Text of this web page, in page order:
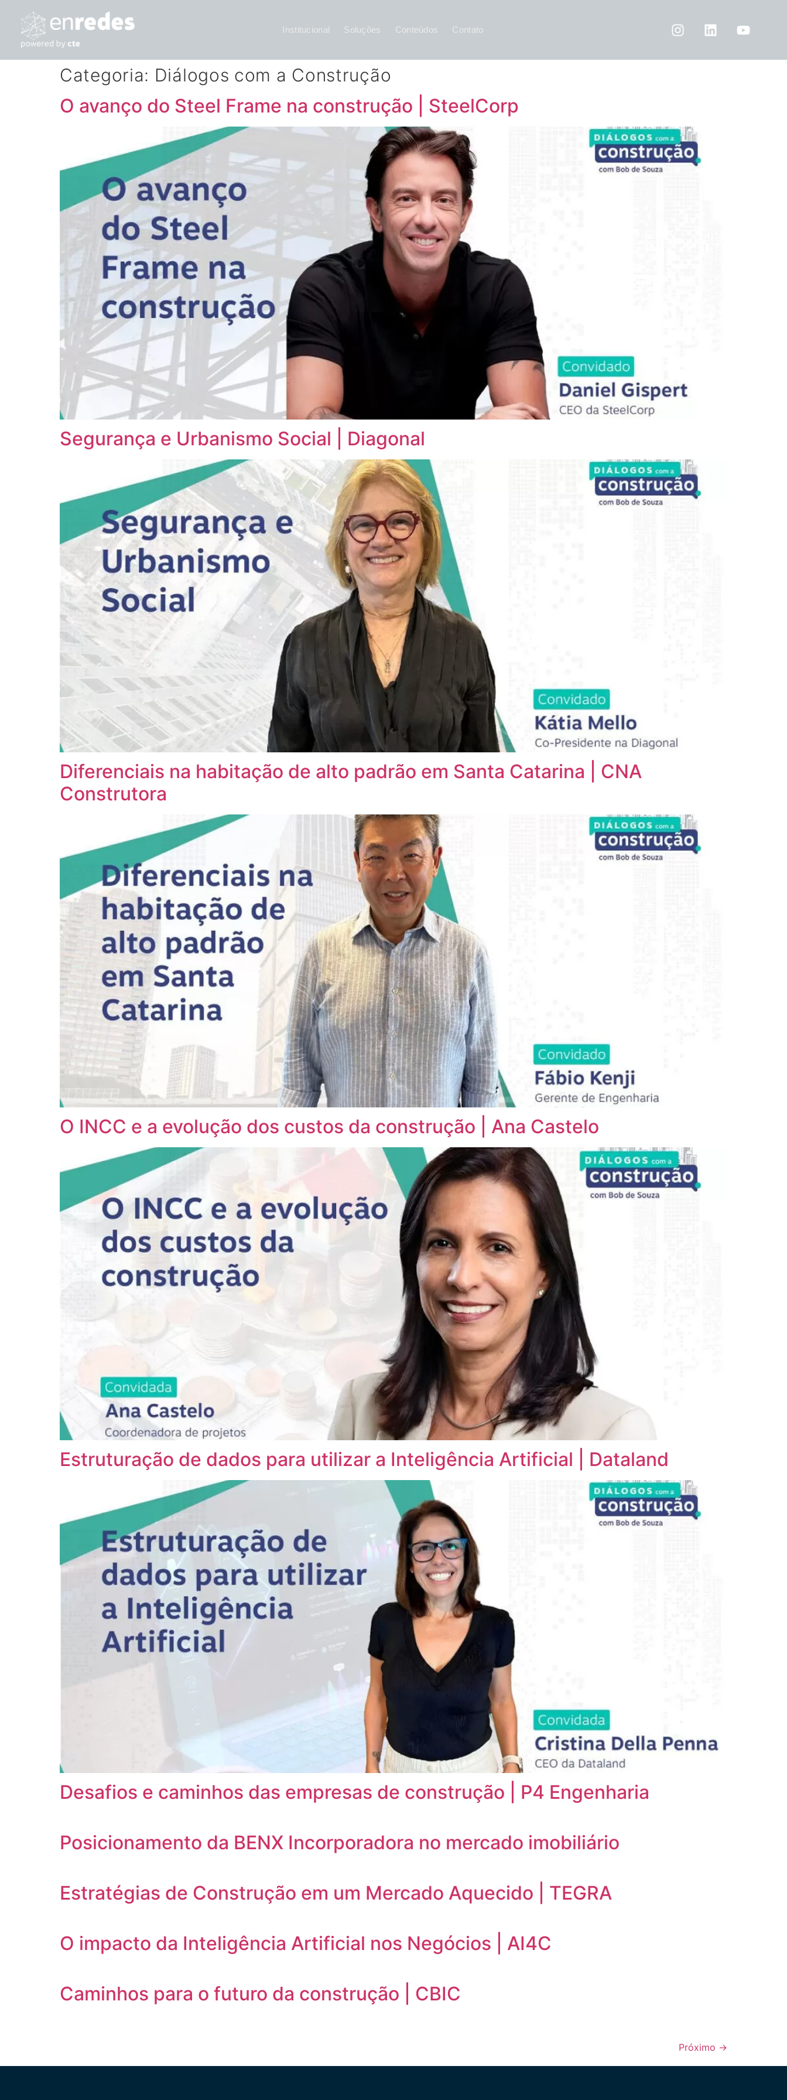
Institucional Soluções Conteúdos Contato
Categoria: Diálogos com a Construção
O avanço do Steel Frame na construção | SteelCorp
Segurança e Urbanismo Social | Diagonal
Diferenciais na habitação de alto padrão em Santa Catarina | CNA
Construtora
O INCC e a evolução dos custos da construção | Ana Castelo
Estruturação de dados para utilizar a Inteligência Artificial | Dataland
Desafios e caminhos das empresas de construção | P4 Engenharia
Posicionamento da BENX Incorporadora no mercado imobiliário
Estratégias de Construção em um Mercado Aquecido | TEGRA
O impacto da Inteligência Artificial nos Negócios | AI4C
Caminhos para o futuro da construção | CBIC
Próximo →